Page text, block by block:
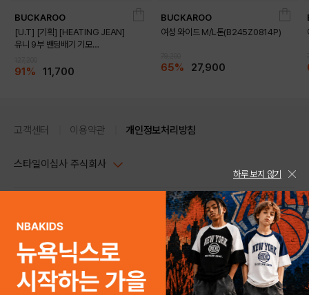
DETAILS
BUCKAROO
[U.T] [기획] [HEATING JEAN]
유니 9부 밴딩배기 기모
91% 11,700
BUCKAROO
여성 와이드 M/L톤(B245Z0814P)
65% 27,900
고객센터 이용약관 개인정보처리방침
스타일이십사 주식회사
주소 : 서울시 강남구 논현로 633, 6층 (논현동, 한세엠케이빌딩)
사업자등록번호 : 116-81-32499
통신판매업신고번호 : 제 2024-서울강남-04239
호스팅 서비스 : 스타일이십사㈜
스타일24 고객센터 1544-5336
평일 09:00~ 18:00 (토/일/공휴일 휴무)
help Email : help@style24.com
COPYRIGHTⓒ2021 STYLE24 ALL RIGHTS RESERVED.
하루 보지 않기